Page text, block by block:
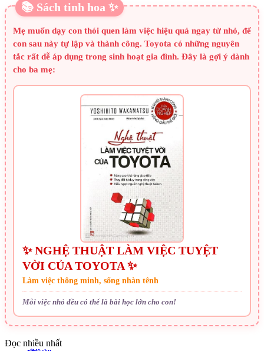
📚 Sách tinh hoa ✨
Mẹ muốn dạy con thói quen làm việc hiệu quả ngay từ nhỏ, để
con sau này tự lập và thành công. Toyota có những nguyên
tắc rất dễ áp dụng trong sinh hoạt gia đình. Đây là gợi ý dành
cho ba mẹ:
✨ NGHỆ THUẬT LÀM VIỆC TUYỆT
VỜI CỦA TOYOTA ✨
Làm việc thông minh, sống nhàn tênh
Mỗi việc nhỏ đều có thể là bài học lớn cho con!
Đọc nhiều nhất